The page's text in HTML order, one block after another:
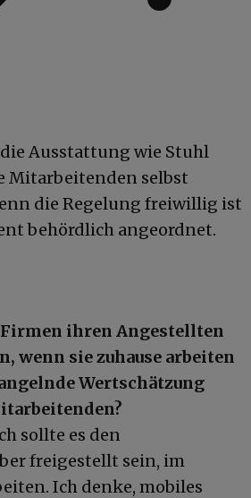
Ausstattung wie Stuhl
Mitarbeitenden selbst
die Regelung freiwillig ist
behördlich angeordnet.
ihren Angestellten
wenn sie zuhause arbeiten
Wertschätzung
sollte es den
freigestellt sein, im
Ich denke, mobiles